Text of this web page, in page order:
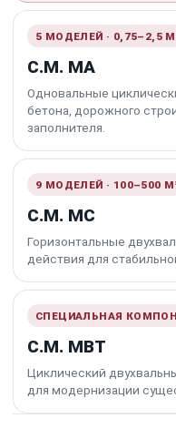
5 МОДЕЛЕЙ · 0,75–2,5
C.M. MA
Одновальные
бетона, дорожного
заполнителя.
9 МОДЕЛЕЙ · 100–500
C.M. MC
Горизонтальные
действия для
СПЕЦИАЛЬНАЯ
C.M. MBT
Циклический
для модернизации